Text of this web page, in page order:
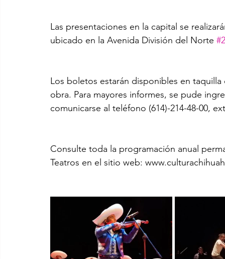
Las presentaciones en la capital se
ubicado en la Avenida División del Norte
Los boletos estarán disponibles en
obra. Para mayores informes, se pude
comunicarse al teléfono (614)-214-48-00,
Consulte toda la programación anual
Teatros en el sitio web: